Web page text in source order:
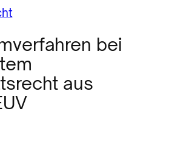
bei
aus